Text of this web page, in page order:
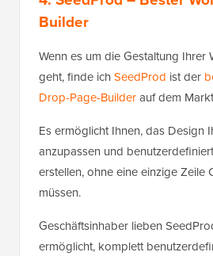
Builder
Wenn es um die Gestaltung Ihrer
geht, finde ichSeedProd ist der
Drop-Page-Builderauf dem
Es ermöglicht Ihnen, das Design
anzupassen und
erstellen, ohne eine einzige Zeile
müssen.
Geschäftsinhaber lieben
ermöglicht, komplett